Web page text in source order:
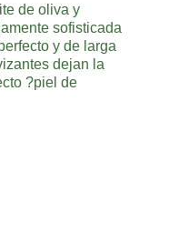
de oliva y
sofisticada
y de larga
dejan la
?piel de